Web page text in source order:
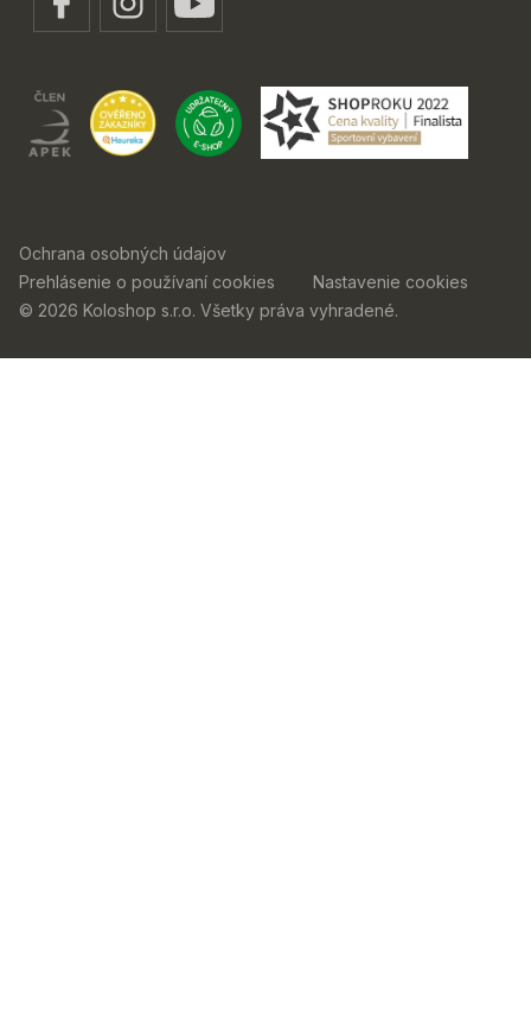
Ochrana osobných údajov
Prehlásenie o používaní cookies
Nastavenie cookies
© 2026 Koloshop s.r.o. Všetky práva vyhradené.